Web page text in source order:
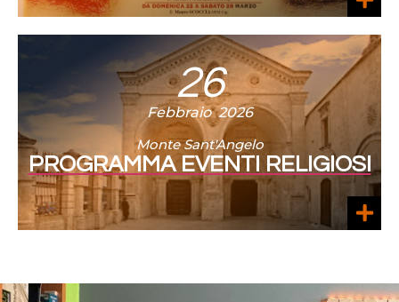
26
Febbraio 2026
Monte Sant'Angelo
PROGRAMMA EVENTI RELIGIOSI